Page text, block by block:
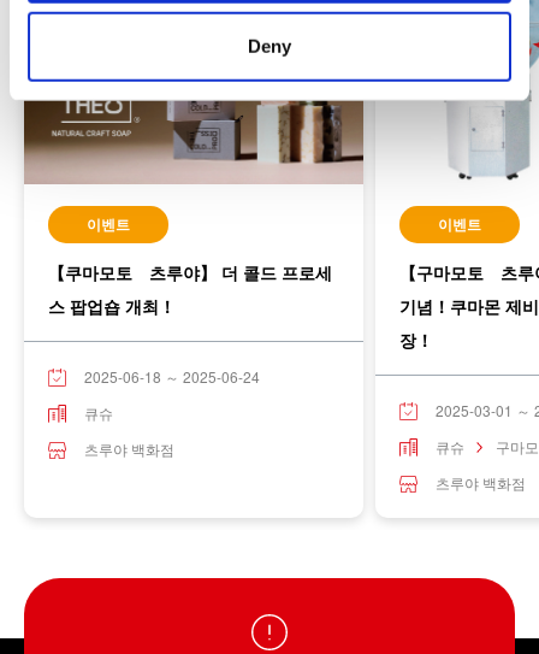
Deny
이벤트
【쿠마모토 츠루야】 더 콜드 프로세
스 팝업숍 개최！
2025-06-18 ～ 2025-06-24
큐슈
츠루야 백화점
이벤트
【구마모토 츠
기념！쿠마몬 제
장！
2025-03-01 ～
큐슈
구마
츠루야 백화점